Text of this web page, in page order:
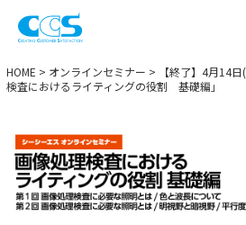
画像処理用の製品検索
HOME > オンラインセミナー > 【終了】4月14
検査におけるライティングの役割 基礎編」